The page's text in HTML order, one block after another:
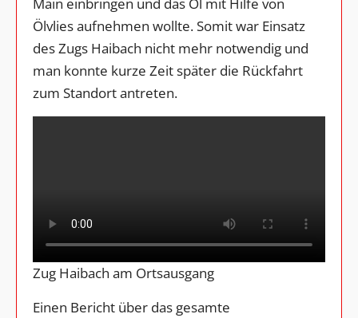
Ölvlies aufnehmen wollte. Somit war Einsatz
des Zugs Haibach nicht mehr notwendig und
man konnte kurze Zeit später die Rückfahrt
zum Standort antreten.
Zug Haibach am Ortsausgang
Einen Bericht über das gesamte